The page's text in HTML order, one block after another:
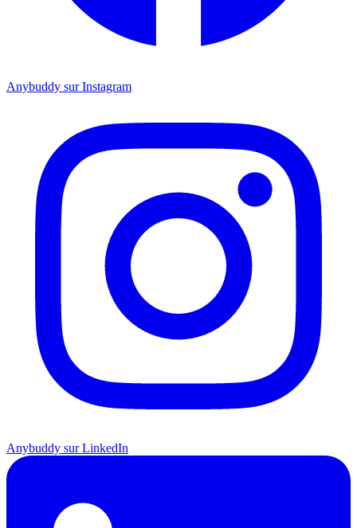
Anybuddy sur Instagram
Anybuddy sur LinkedIn